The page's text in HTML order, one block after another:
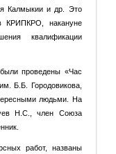
Калмыкии и др. Это
КРИПКРО, накануне
квалификации
проведены «Час
Б.Б. Городовикова,
людьми. На
Н.С., член Союза
работ, названы